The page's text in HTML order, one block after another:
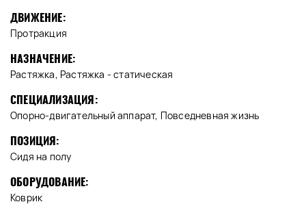
ДВИЖЕНИЕ:
Протракция
НАЗНАЧЕНИЕ:
Растяжка, Растяжка - статическая
СПЕЦИАЛИЗАЦИЯ:
Опорно-двигательный аппарат, Повседневная жизнь
ПОЗИЦИЯ:
Сидя на полу
ОБОРУДОВАНИЕ:
Коврик